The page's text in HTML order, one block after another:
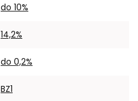
do 10%
14,2%
do 0,2%
BZ1